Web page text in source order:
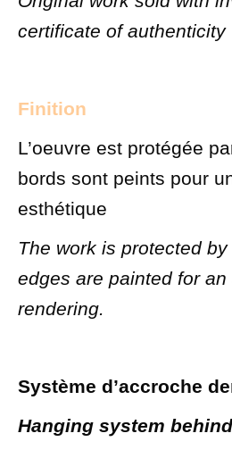
certificate of authenticity
Finition
L’oeuvre est protégée
bords sont peints pour
esthétique
The work is protected
edges are painted for
rendering.
Système d’accroche
Hanging system